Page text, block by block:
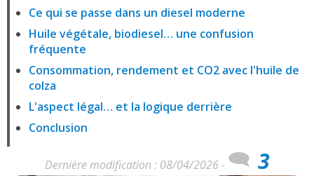
Ce qui se passe dans un diesel moderne
Huile végétale, biodiesel… une confusion
fréquente
Consommation, rendement et CO2 avec l'huile de
colza
L'aspect légal… et la logique derrière
Conclusion
Dernière modification : 08/04/2026 - 3